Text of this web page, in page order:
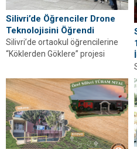
Silivri’de Öğrenciler Drone
Teknolojisini Öğrendi
Silivri’de ortaokul öğrencilerine
“Köklerden Göklere” projesi
Öğrenciler havacılık teknolojisiyle
tanıştı.